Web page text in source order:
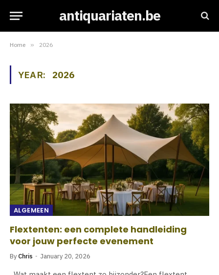
antiquariaten.be
Home » 2026
YEAR: 2026
ALGEMEEN
Flextenten: een complete handleiding
voor jouw perfecte evenement
By Chris January 20, 2026